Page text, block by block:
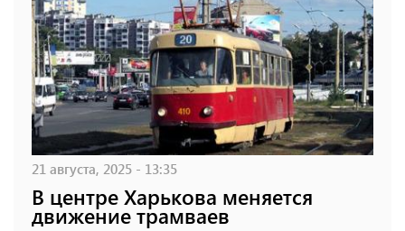
21 августа, 2025 - 13:35
В центре Харькова меняется
движение трамваев